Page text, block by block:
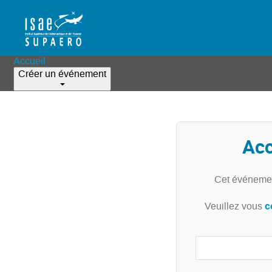
Accueil
Créer un événement
Cet
Veuillez vous